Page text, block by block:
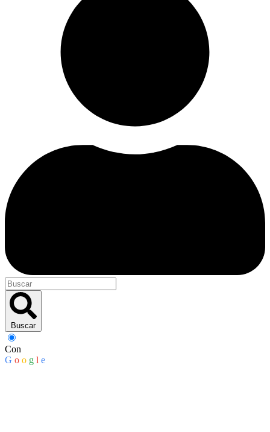
Buscar
Con
G o o g l e